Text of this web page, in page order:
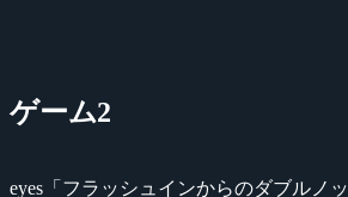
ゲーム2
eyes「フラッシュインからのダブルノ